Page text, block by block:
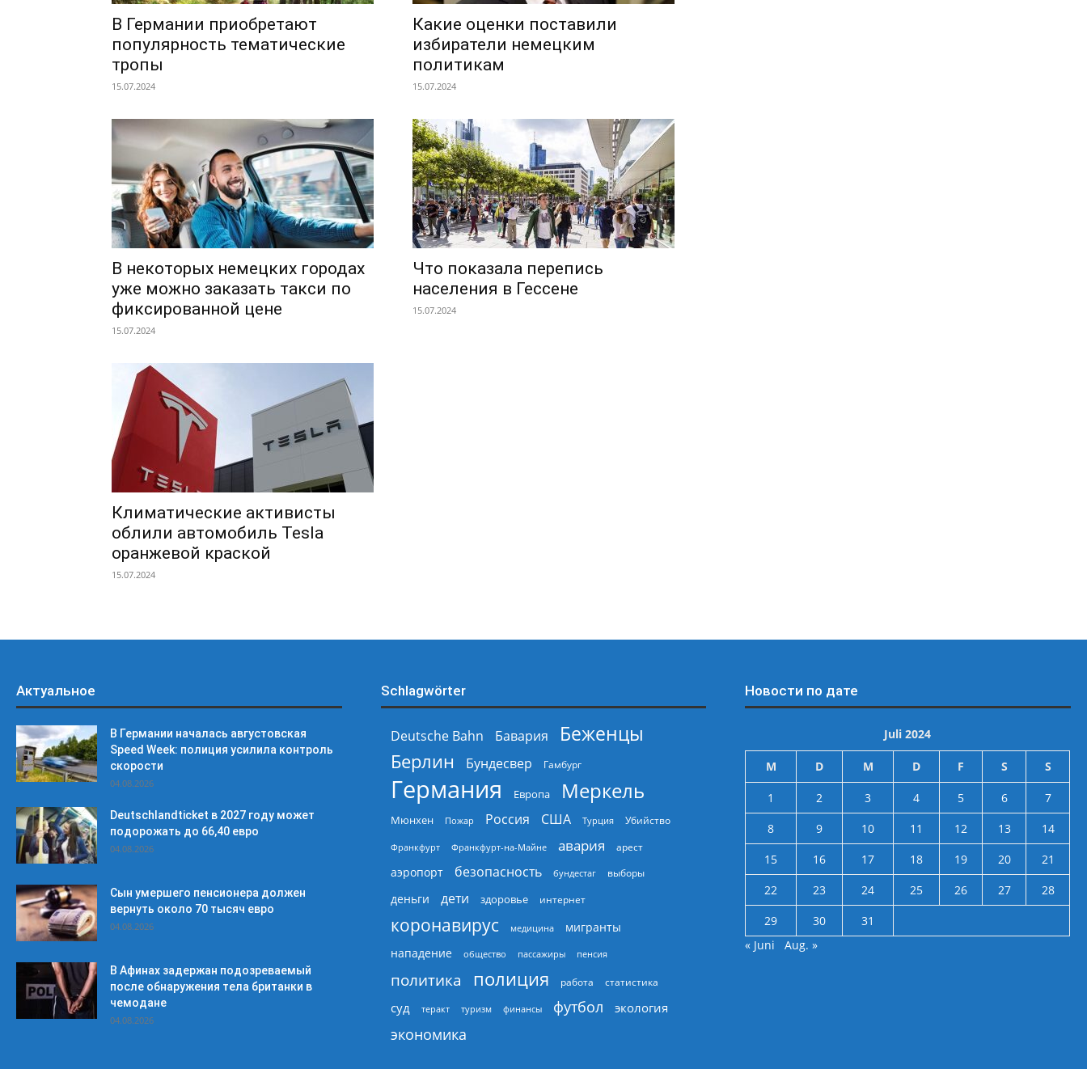
В Германии приобретают
популярность тематические
тропы
15.07.2024
Какие оценки поставили
избиратели немецким
политикам
15.07.2024
В некоторых немецких городах
уже можно заказать такси по
фиксированной цене
15.07.2024
Что показала перепись
населения в Гессене
15.07.2024
Климатические активисты
облили автомобиль Tesla
оранжевой краской
15.07.2024
Актуальное
В Германии началась августовская
Speed Week: полиция усилила контроль
скорости
04.08.2026
Deutschlandticket в 2027 году может
подорожать до 66,40 евро
04.08.2026
Сын умершего пенсионера должен
вернуть около 70 тысяч евро
04.08.2026
В Афинах задержан подозреваемый
после обнаружения тела британки в
чемодане
04.08.2026
Schlagwörter
Deutsche Bahn Бавария
Беженцы
Берлин
Бундесвер Гамбург
Германия Европа Меркель
Мюнхен Пожар Россия США Турция Убийство
Франкфурт Франкфурт-на-Майне авария арест
аэропорт безопасность бундестаг выборы
деньги дети здоровье интернет
коронавирус медицина
мигранты
нападение
общество пассажиры пенсия
политика полиция работа статистика
суд теракт туризм финансы футбол экология
экономика
Новости по дате
Juli 2024
M D M D F S S
1 2 3 4 5 6
7
8
9 10 11 12 13
14
15
16 17 18 19 20
21
22
23 24 25 26 27
28
29
30
31
« Juni
Aug. »